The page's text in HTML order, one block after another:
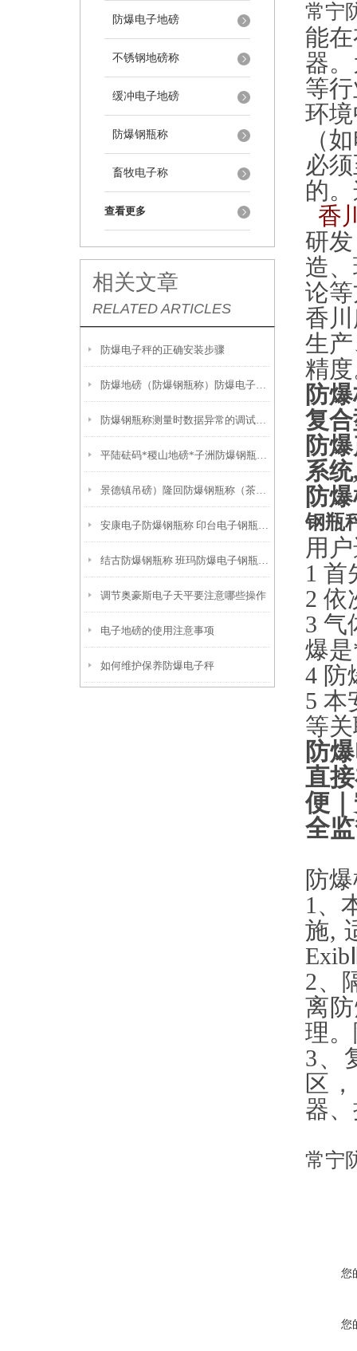
防爆电子地磅
不锈钢地磅称
缓冲电子地磅
防爆钢瓶称
畜牧电子称
查看更多
相关文章
RELATED ARTICLES
防爆电子秤的正确安装步骤
防爆地磅（防爆钢瓶称）防爆电子桌秤无法去皮的解决方法
防爆钢瓶称测量时数据异常的调试方法
平陆砝码*稷山地磅*子洲防爆钢瓶称*榆林防爆电子天平
景德镇吊磅）隆回防爆钢瓶称（茶陵3T地磅）吉州防爆磅称
安康电子防爆钢瓶称 印台电子钢瓶秤 石嘴山C8控制仪表钢瓶秤
结古防爆钢瓶称 班玛防爆电子钢瓶秤 洛隆C602控制仪表钢瓶秤
调节奥豪斯电子天平要注意哪些操作
电子地磅的使用注意事项
如何维护保养防爆电子秤
常宁
能
器
等
环
（
必
的
香
研
造
论
香川
生
精
防
复
防
系
防
钢瓶
用
1 首
2 依
3 气
爆
4 防
5 本
等
防
直
便
全
防
1、
施,
Exib
2、
离
理。
3、
区
器
常宁
您
您